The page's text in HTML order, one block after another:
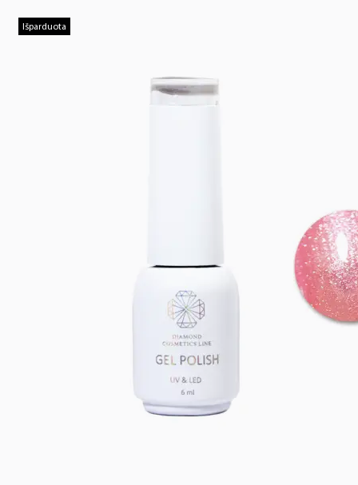
Išparduota